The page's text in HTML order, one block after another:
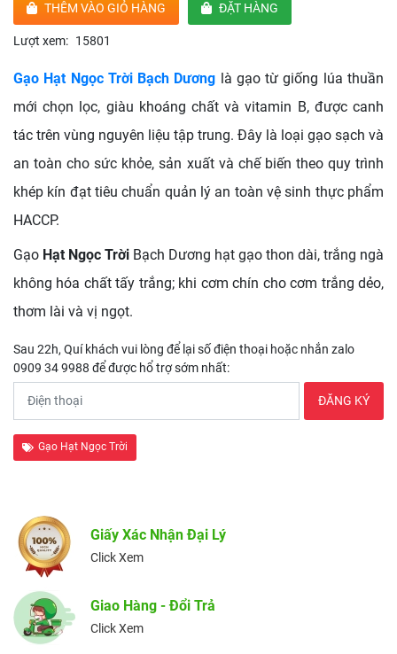
THÊM VÀO GIỎ HÀNG ĐẶT HÀNG
Lượt xem: 15801
Gạo Hạt Ngọc Trời Bạch Dương là gạo từ giống lúa thuần
mới chọn lọc, giàu khoáng chất và vitamin B, được canh
tác trên vùng nguyên liệu tập trung. Đây là loại gạo sạch và
an toàn cho sức khỏe, sản xuất và chế biến theo quy trình
khép kín đạt tiêu chuẩn quản lý an toàn vệ sinh thực phẩm
HACCP.
Gạo Hạt Ngọc Trời Bạch Dương hạt gạo thon dài, trắng ngà
không hóa chất tấy trắng; khi cơm chín cho cơm trắng dẻo,
thơm lài và vị ngọt.
Sau 22h, Quí khách vui lòng để lại số điện thoại hoặc nhắn zalo
0909 34 9988 để được hổ trợ sớm nhất:
Gạo Hạt Ngọc Trời
Giấy Xác Nhận Đại Lý
Click Xem
Giao Hàng - Đổi Trả
Click Xem